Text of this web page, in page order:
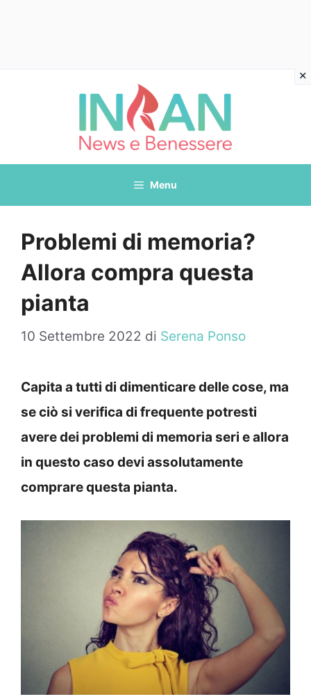
Menu
Problemi di memoria?
Allora compra questa
pianta
10 Settembre 2022 di Serena Ponso
Capita a tutti di dimenticare delle cose, ma
se ciò si verifica di frequente potresti
avere dei problemi di memoria seri e allora
in questo caso devi assolutamente
comprare questa pianta.